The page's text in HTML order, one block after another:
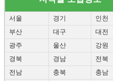
서울 경기
인천
부산
대구
대전
광주
울산
강원
경북
경남
전북
전남
충북
충남